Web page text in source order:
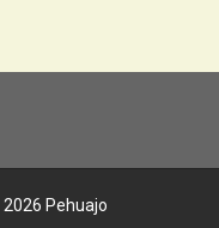
2026 Pehuajo